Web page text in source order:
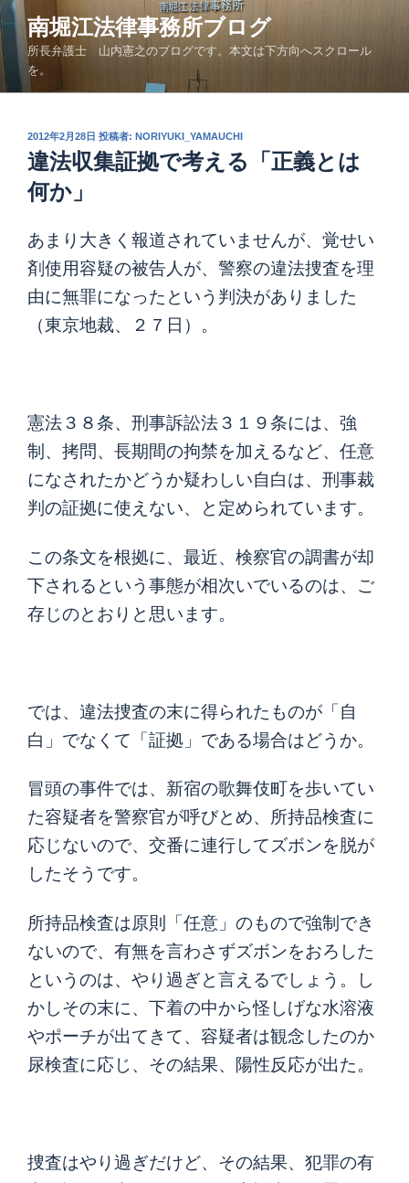
コ
ン
テ
ツ
南堀江法律事務所ブログ
所長弁護士 山内憲之のブログです。本文は下方向へスクロール
を。
投
稿
日:
2012年2月28日 投稿者: NORIYUKI_YAMAUCHI
違法収集証拠で考える「正義とは
何か」
あまり大きく報道されていませんが、覚せい
剤使用容疑の被告人が、警察の違法捜査を理
由に無罪になったという判決がありました
（東京地裁、２７日）。
憲法３８条、刑事訴訟法３１９条には、強
制、拷問、長期間の拘禁を加えるなど、任意
になされたかどうか疑わしい自白は、刑事裁
判の証拠に使えない、と定められています。
この条文を根拠に、最近、検察官の調書が却
下されるという事態が相次いでいるのは、ご
存じのとおりと思います。
では、違法捜査の末に得られたものが「自
白」でなくて「証拠」である場合はどうか。
冒頭の事件では、新宿の歌舞伎町を歩いてい
た容疑者を警察官が呼びとめ、所持品検査に
応じないので、交番に連行してズボンを脱が
したそうです。
所持品検査は原則「任意」のもので強制でき
ないので、有無を言わさずズボンをおろした
というのは、やり過ぎと言えるでしょう。し
かしその末に、下着の中から怪しげな水溶液
やポーチが出てきて、容疑者は観念したのか
尿検査に応じ、その結果、陽性反応が出た。
捜査はやり過ぎだけど、その結果、犯罪の有